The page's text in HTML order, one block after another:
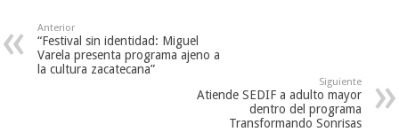
Anterior
“Festival sin identidad: Miguel
Varela presenta programa ajeno a
la cultura zacatecana”
Siguiente
Atiende SEDIF a adulto mayor
dentro del programa
Transformando Sonrisas